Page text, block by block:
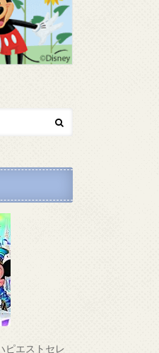
ピエストセレ